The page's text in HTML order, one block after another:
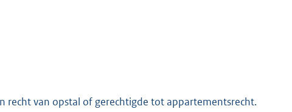
recht van opstal of gerechtigde tot appartementsrecht.